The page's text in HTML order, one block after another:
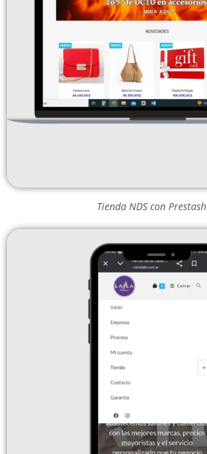
Tienda NDS con